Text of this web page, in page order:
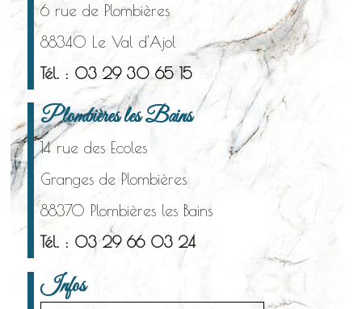
6 rue de Plombières
88340 Le Val d'Ajol
Tél. : 03 29 30 65 15
Plombières les Bains
14 rue des Ecoles
Granges de Plombières
88370 Plombières les Bains
Tél. : 03 29 66 03 24
Infos